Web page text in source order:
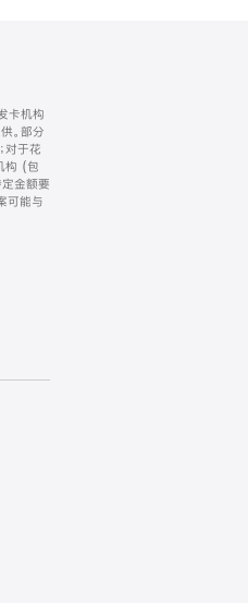
卡机构
。部分
对于花
构 (包
金额要
可能与